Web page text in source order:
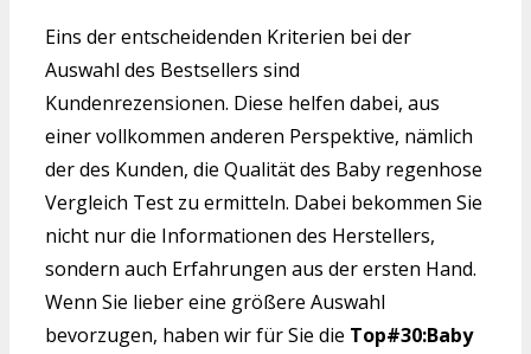
Eins der entscheidenden Kriterien bei der
Auswahl des Bestsellers sind
Kundenrezensionen. Diese helfen dabei, aus
einer vollkommen anderen Perspektive, nämlich
der des Kunden, die Qualität des Baby regenhose
Vergleich Test zu ermitteln. Dabei bekommen Sie
nicht nur die Informationen des Herstellers,
sondern auch Erfahrungen aus der ersten Hand.
Wenn Sie lieber eine größere Auswahl
bevorzugen, haben wir für Sie die Top#30:Baby